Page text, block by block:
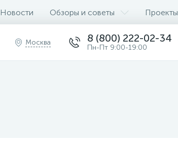
Новости Обзоры и советы Проекты
Москва 8 (800) 222-02-34
Пн-Пт 9:00-19:00